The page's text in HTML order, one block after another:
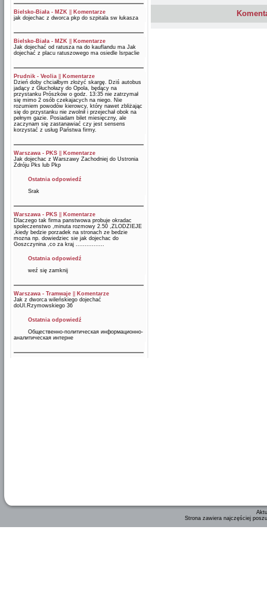
Bielsko-Biała - MZK
Komentarze
jak dojechac z dworca pkp do szpitala sw łukasza
Bielsko-Biała - MZK
Komentarze
Jak dojechać od ratusza na do kauflandu ma Jak
dojechać z placu ratuszowego ma osiedle lsrpaclie
Prudnik - Veolia
Komentarze
Dzień doby chciałbym złożyć skargę. Dziś autobus
jadący z Głuchołazy do Opola, będący na
przystanku Prószków o godz. 13:35 nie zatrzymał
się mimo 2 osób czekajacych na niego. Nie
rozumiem powodów kierowcy, który nawet zbliżając
się do przystanku nie zwolnił i przejechał obok na
pełnym gazie. Posiadam bilet miesięczny, ale
zaczynam się zastanawiać czy jest sensens
korzystać z usług Państwa firmy.
Warszawa - PKS
Komentarze
Jak dojechac z Warszawy Zachodniej do Ustronia
Zdróju Pks lub Pkp
Ostatnia odpowiedź
Srak
Warszawa - PKS
Komentarze
Dlaczego tak firma panstwowa probuje okradac
spoleczenstwo ,minuta rozmowy 2.50 ,ZLODZIEJE
,kiedy bedzie porzadek na stronach ze bedzie
mozna np. dowiedziec sie jak dojechac do
Goszczynina ,co za kraj ................
Ostatnia odpowiedź
weź się zamknij
Warszawa - Tramwaje
Komentarze
Jak z dworca wileńskiego dojechać
doUl.Rzymowskiego 36
Ostatnia odpowiedź
Общественно-политическая информационно-
аналитическая интерне
Strona zawiera najczęściej